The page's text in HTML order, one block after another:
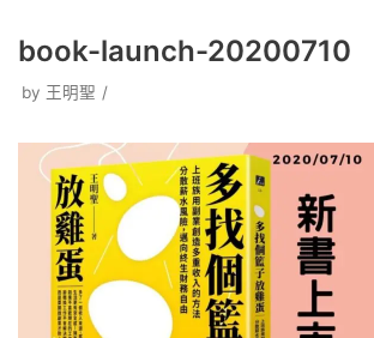
book-launch-20200710
by 王明聖